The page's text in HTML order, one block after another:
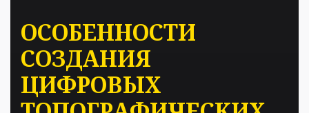
ОСОБЕННОСТИ
СОЗДАНИЯ
ЦИФРОВЫХ